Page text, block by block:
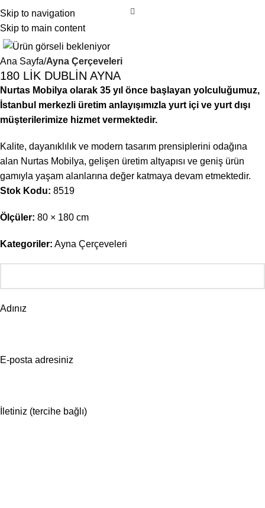
Skip to navigation
Skip to main content
Ana Sayfa Ayna Çerçeveleri
180 LİK DUBLİN AYNA
Nurtas Mobilya olarak 35 yıl önce başlayan yolculuğumuz,
İstanbul merkezli üretim anlayışımızla yurt içi ve yurt dışı
müşterilerimize hizmet vermektedir.
Kalite, dayanıklılık ve modern tasarım prensiplerini odağına
alan Nurtas Mobilya, gelişen üretim altyapısı ve geniş ürün
gamıyla yaşam alanlarına değer katmaya devam etmektedir.
Stok Kodu: 8519
Ölçüler: 80 × 180 cm
Kategoriler: Ayna Çerçeveleri
Adınız
E-posta adresiniz
İletiniz (tercihe bağlı)